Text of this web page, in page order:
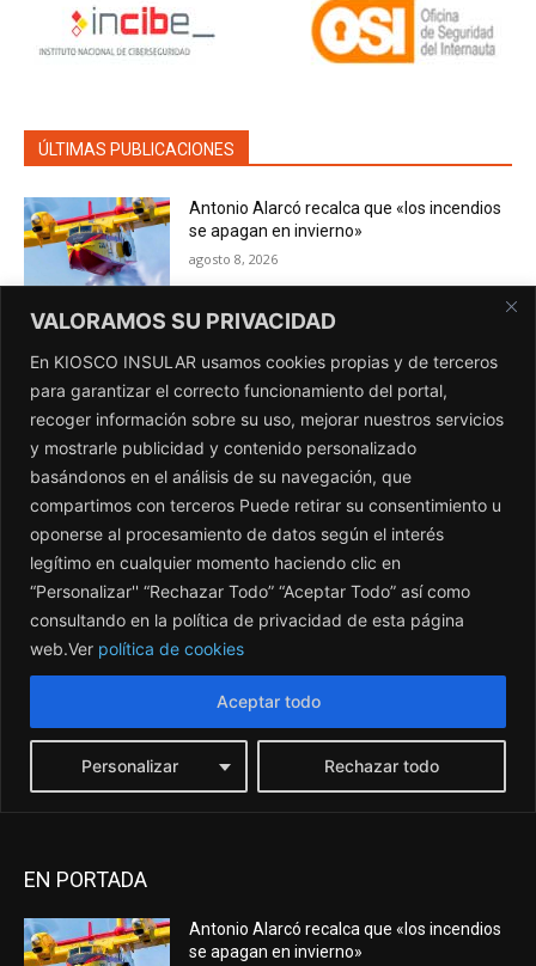
EN PORTADA
Antonio Alarcó recalca que «los incendios
se apagan en invierno»